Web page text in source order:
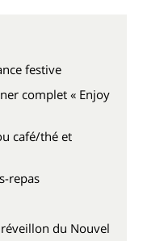
festive
complet « Enjoy
café/thé et
repas
du Nouvel